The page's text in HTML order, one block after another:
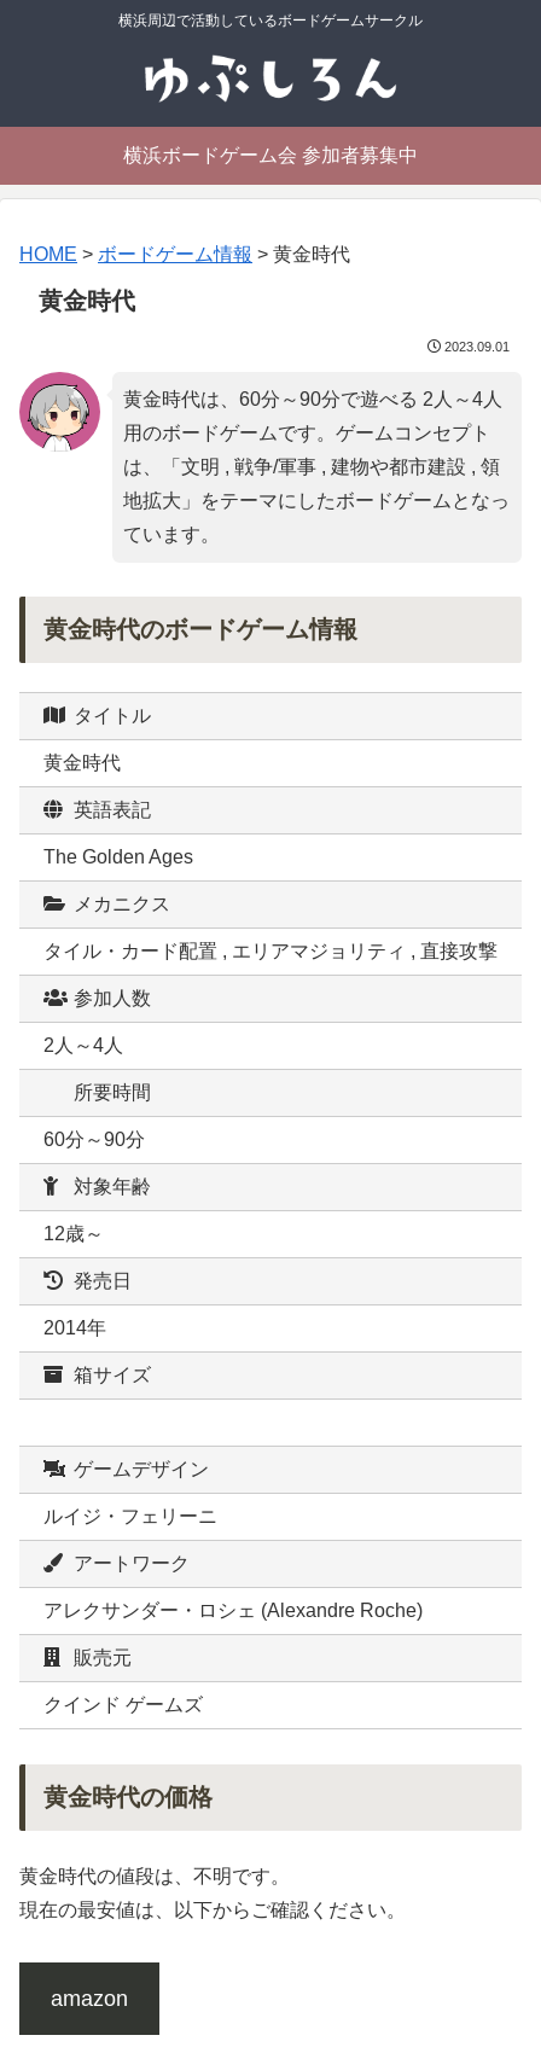
横浜周辺で活動しているボードゲームサークル
横浜ボードゲーム会 参加者募集中
HOME > ボードゲーム情報 > 黄金時代
黄金時代
2023.09.01
黄金時代は、60分～90分で遊べる 2人～4人
用のボードゲームです。ゲームコンセプト
は、「 文明 , 戦争/軍事 , 建物や都市建設 , 領
地拡大 」をテーマにしたボードゲームとなっ
ています。
黄金時代のボードゲーム情報
タイトル
黄金時代
英語表記
The Golden Ages
メカニクス
タイル・カード配置 , エリアマジョリティ , 直接攻撃
参加人数
2人～4人
所要時間
60分～90分
対象年齢
12歳～
発売日
2014年
箱サイズ
ゲームデザイン
ルイジ・フェリーニ
アートワーク
アレクサンダー・ロシェ (Alexandre Roche)
販売元
クインド ゲームズ
黄金時代の価格
黄金時代の値段は、不明です。
現在の最安値は、以下からご確認ください。
amazon